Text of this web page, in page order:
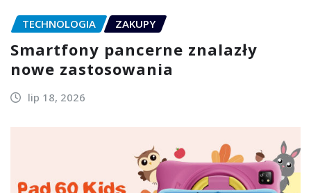
TECHNOLOGIA ZAKUPY
Smartfony pancerne znalazły
nowe zastosowania
lip 18, 2026